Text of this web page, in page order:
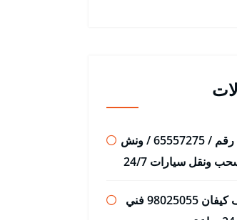
ونش ابو حليفة رقم / 65557275 / ونش
ونقل سيارات 24/7
رقم فني تكييف كيفان 98025055 فني